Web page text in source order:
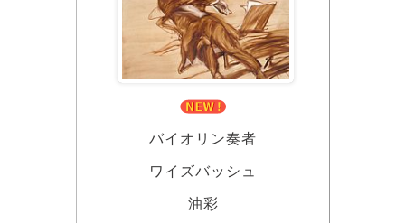
バイオリン奏者
ワイズバッシュ
油彩